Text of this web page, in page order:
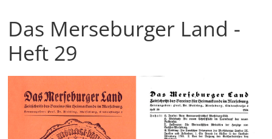
Das Merseburger Land -
Heft 29